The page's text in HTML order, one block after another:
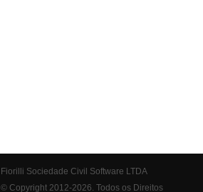
Fiorilli Sociedade Civil Software LTDA
© Copyright 2012-2026. Todos os Direitos